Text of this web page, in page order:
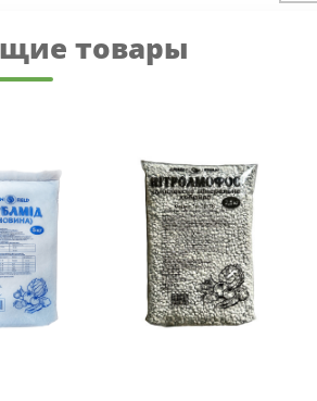
товары